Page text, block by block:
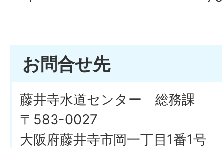
お問合せ先
藤井寺水道センター 総務課
〒583-0027
大阪府藤井寺市岡一丁目1番1号